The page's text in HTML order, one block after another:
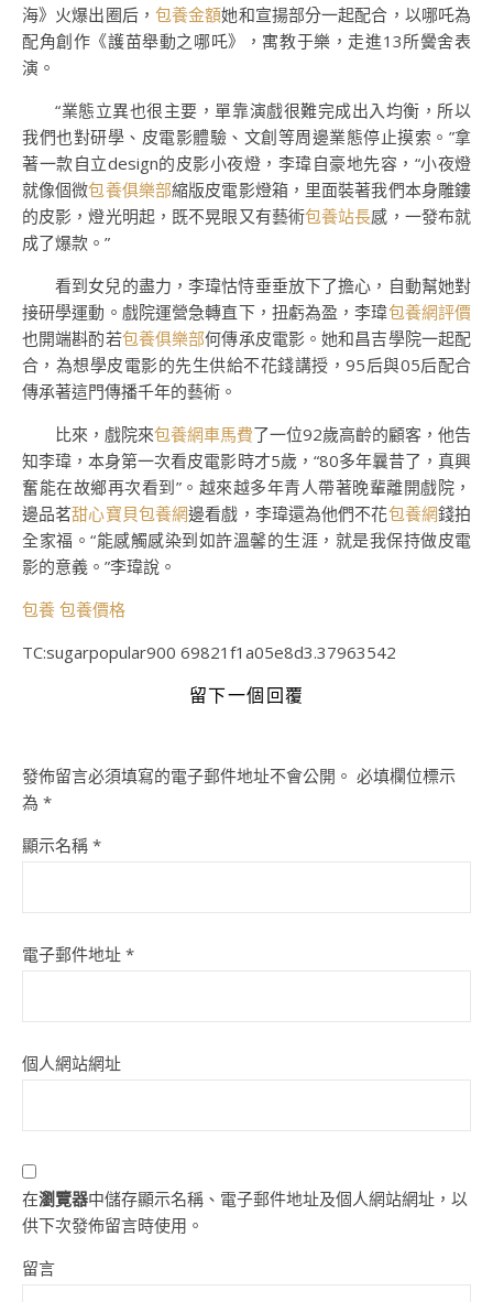
海》火爆出圈后， 包養金額她和宣揚部分一起配合，以哪吒為
配角創作《護苗舉動之哪吒》，寓教于樂，走進13所黌舍表
演。
“業態立異也很主要，單靠演戲很難完成出入均衡，所以
我們也對研學、皮電影體驗、文創等周邊業態停止摸索。”拿
著一款自立design的皮影小夜燈，李瑋自豪地先容，“小夜燈
就像個微包養俱樂部縮版皮電影燈箱，里面裝著我們本身雕鏤
的皮影，燈光明起，既不晃眼又有藝術包養站長感，一發布就
成了爆款。”
看到女兒的盡力，李瑋怙恃垂垂放下了擔心，自動幫她對
接研學運動。戲院運營急轉直下，扭虧為盈，李瑋包養網評價
也開端斟酌若包養俱樂部何傳承皮電影。她和昌吉學院一起配
合，為想學皮電影的先生供給不花錢講授，95后與05后配合
傳承著這門傳播千年的藝術。
比來，戲院來包養網車馬費了一位92歲高齡的顧客，他告
知李瑋，本身第一次看皮電影時才5歲，“80多年曩昔了，真興
奮能在故鄉再次看到”。越來越多年青人帶著晚輩離開戲院，
邊品茗甜心寶貝包養網邊看戲，李瑋還為他們不花包養網錢拍
全家福。“能感觸感染到如許溫馨的生涯，就是我保持做皮電
影的意義。”李瑋說。
包養 包養價格
TC:sugarpopular900 69821f1a05e8d3.37963542
留下一個回覆
發佈留言必須填寫的電子郵件地址不會公開。 必填欄位標示
為 *
顯示名稱 *
電子郵件地址 *
個人網站網址
在瀏覽器中儲存顯示名稱、電子郵件地址及個人網站網址，以
供下次發佈留言時使用。
留言